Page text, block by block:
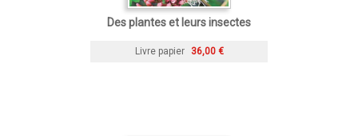
Des plantes et leurs insectes
Livre papier 36,00 €